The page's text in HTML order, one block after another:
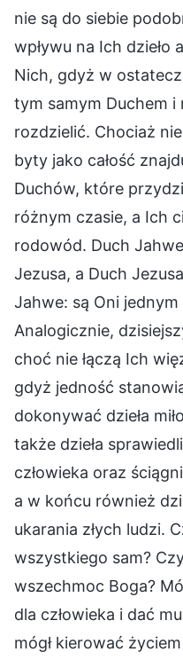
nie są do siebie
wpływu na Ich dzieło
Nich, gdyż w
tym samym Duchem i
rozdzielić. Chociaż
byty jako całość
Duchów, które
różnym czasie, a Ich
rodowód. Duch
Jezusa, a Duch
Jahwe: są Oni
Analogicznie,
choć nie łączą Ich
gdyż jedność
dokonywać dzieła
także dzieła
człowieka oraz
a w końcu również
ukarania złych ludzi.
wszystkiego sam?
wszechmoc Boga?
dla człowieka i dać
mógł kierować